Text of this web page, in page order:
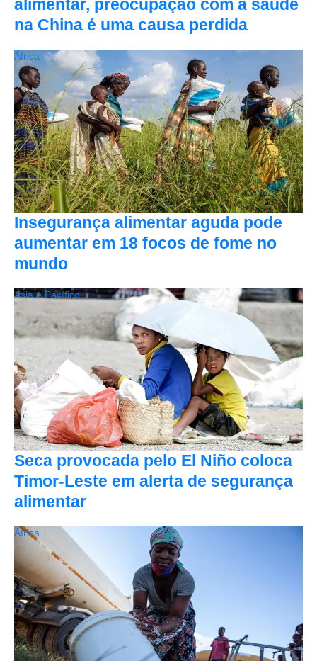
alimentar, preocupação com a saúde
na China é uma causa perdida
Insegurança alimentar aguda pode
aumentar em 18 focos de fome no
mundo
África
Seca provocada pelo El Niño coloca
Timor-Leste em alerta de segurança
alimentar
Ásia e Pacífico
África